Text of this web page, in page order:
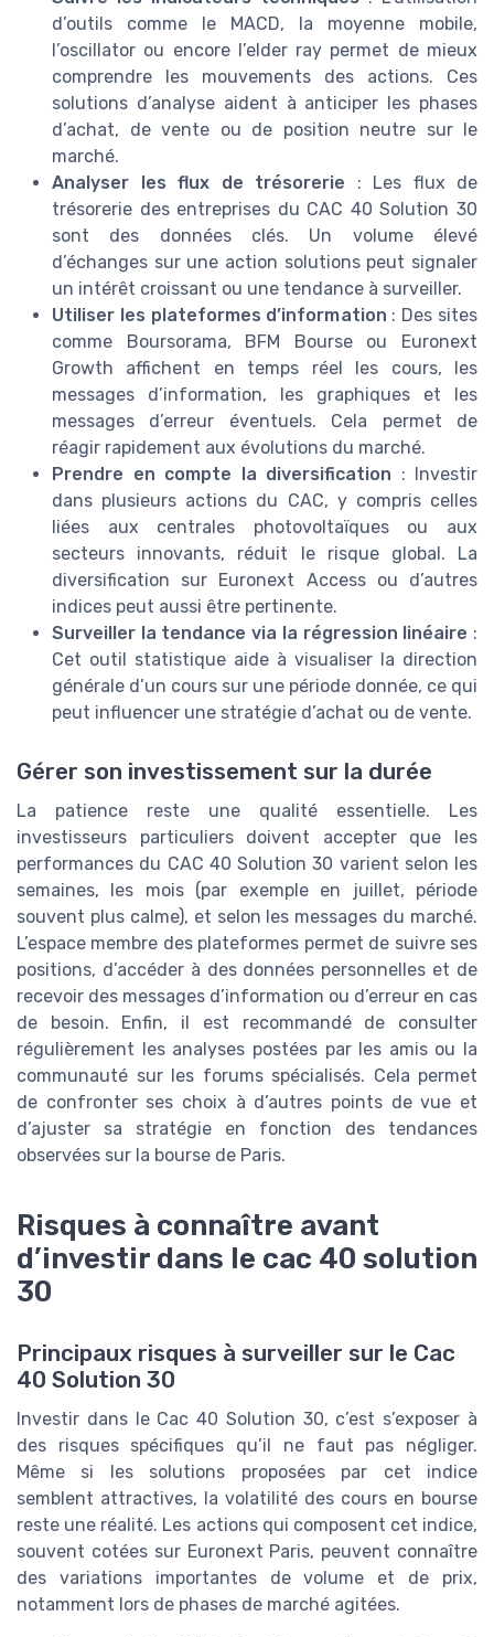
d’outils comme le MACD, la moyenne mobile,
l’oscillator ou encore l’elder ray permet de mieux
comprendre les mouvements des actions. Ces
solutions d’analyse aident à anticiper les phases
d’achat, de vente ou de position neutre sur le
marché.
Analyser les flux de trésorerie : Les flux de
trésorerie des entreprises du CAC 40 Solution 30
sont des données clés. Un volume élevé
d’échanges sur une action solutions peut signaler
un intérêt croissant ou une tendance à surveiller.
Utiliser les plateformes d’information : Des sites
comme Boursorama, BFM Bourse ou Euronext
Growth affichent en temps réel les cours, les
messages d’information, les graphiques et les
messages d’erreur éventuels. Cela permet de
réagir rapidement aux évolutions du marché.
Prendre en compte la diversification : Investir
dans plusieurs actions du CAC, y compris celles
liées aux centrales photovoltaïques ou aux
secteurs innovants, réduit le risque global. La
diversification sur Euronext Access ou d’autres
indices peut aussi être pertinente.
Surveiller la tendance via la régression linéaire :
Cet outil statistique aide à visualiser la direction
générale d’un cours sur une période donnée, ce qui
peut influencer une stratégie d’achat ou de vente.
Gérer son investissement sur la durée
La patience reste une qualité essentielle. Les
investisseurs particuliers doivent accepter que les
performances du CAC 40 Solution 30 varient selon les
semaines, les mois (par exemple en juillet, période
souvent plus calme), et selon les messages du marché.
L’espace membre des plateformes permet de suivre ses
positions, d’accéder à des données personnelles et de
recevoir des messages d’information ou d’erreur en cas
de besoin. Enfin, il est recommandé de consulter
régulièrement les analyses postées par les amis ou la
communauté sur les forums spécialisés. Cela permet
de confronter ses choix à d’autres points de vue et
d’ajuster sa stratégie en fonction des tendances
observées sur la bourse de Paris.
Risques à connaître avant
d’investir dans le cac 40 solution
30
Principaux risques à surveiller sur le Cac
40 Solution 30
Investir dans le Cac 40 Solution 30, c’est s’exposer à
des risques spécifiques qu’il ne faut pas négliger.
Même si les solutions proposées par cet indice
semblent attractives, la volatilité des cours en bourse
reste une réalité. Les actions qui composent cet indice,
souvent cotées sur Euronext Paris, peuvent connaître
des variations importantes de volume et de prix,
notamment lors de phases de marché agitées.